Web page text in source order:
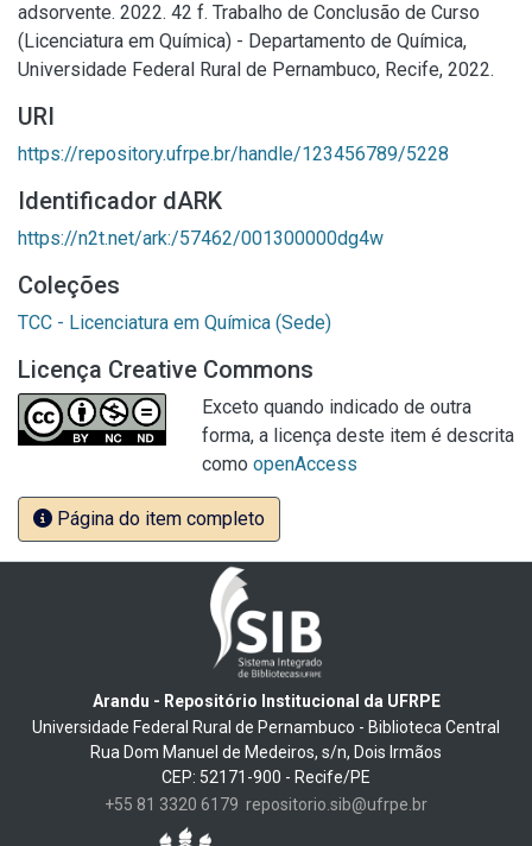
adsorvente. 2022. 42 f. Trabalho de Conclusão de Curso
(Licenciatura em Química) - Departamento de Química,
Universidade Federal Rural de Pernambuco, Recife, 2022.
URI
https://repository.ufrpe.br/handle/123456789/5228
Identificador dARK
https://n2t.net/ark:/57462/001300000dg4w
Coleções
TCC - Licenciatura em Química (Sede)
Licença Creative Commons
Exceto quando indicado de outra
forma, a licença deste item é descrita
como openAccess
Página do item completo
Arandu - Repositório Institucional da UFRPE
Universidade Federal Rural de Pernambuco - Biblioteca Central
Rua Dom Manuel de Medeiros, s/n, Dois Irmãos
CEP: 52171-900 - Recife/PE
+55 81 3320 6179 repositorio.sib@ufrpe.br